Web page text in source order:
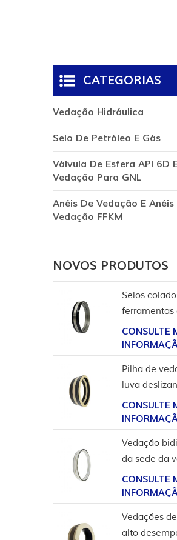
CATEGORIAS
Vedação Hidráulica
Selo De Petróleo E Gás
Válvula De Esfera API 6D
Vedação Para GNL
Anéis De Vedação E Anéis
Vedação FFKM
NOVOS PRODUTOS
Selos
ferramentas
CONSULTE
Pilha de
luva
ferramentas
CONSULTE
Vedação
da sede da
esférica de
pressão
CONSULTE
Vedações
alto